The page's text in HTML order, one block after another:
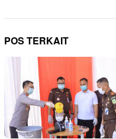
POS TERKAIT